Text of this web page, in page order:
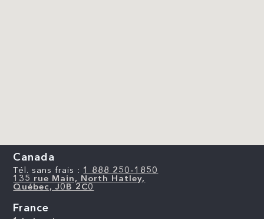
Canada
Tél. sans frais : 1 888 250-1850
135 rue Main, North Hatley,
Québec, J0B 2C0
France